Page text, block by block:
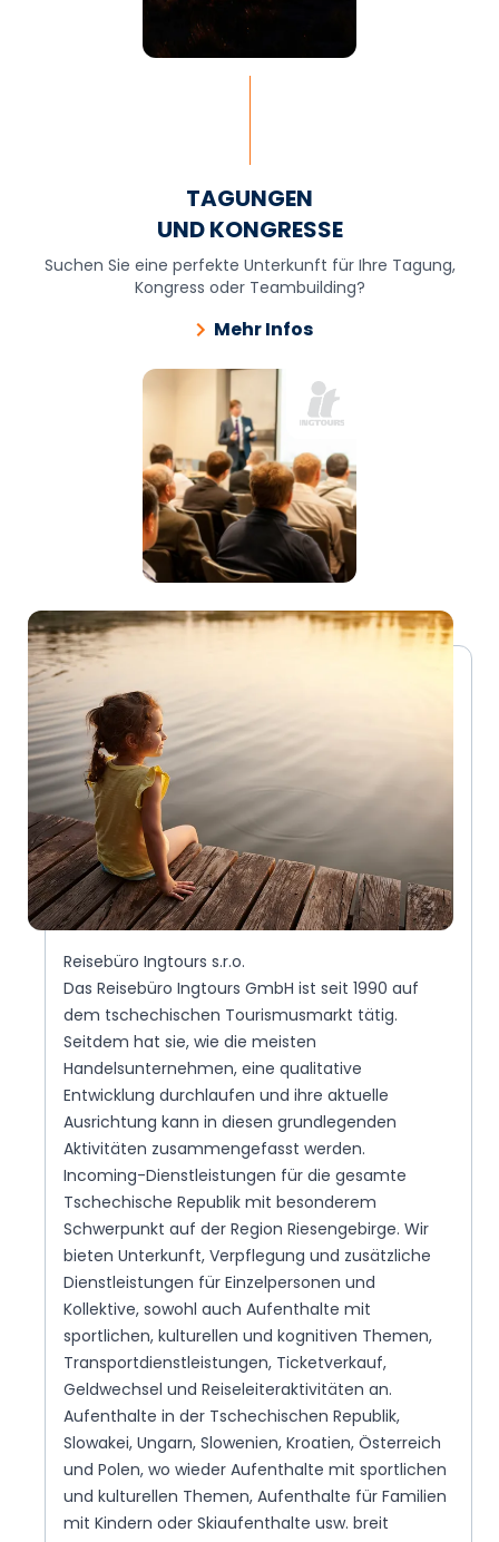
TAGUNGEN
UND KONGRESSE
Suchen Sie eine perfekte Unterkunft für Ihre Tagung,
Kongress oder Teambuilding?
Mehr Infos
Reisebüro Ingtours s.r.o.
Das Reisebüro Ingtours GmbH ist seit 1990 auf
dem tschechischen Tourismusmarkt tätig.
Seitdem hat sie, wie die meisten
Handelsunternehmen, eine qualitative
Entwicklung durchlaufen und ihre aktuelle
Ausrichtung kann in diesen grundlegenden
Aktivitäten zusammengefasst werden.
Incoming-Dienstleistungen für die gesamte
Tschechische Republik mit besonderem
Schwerpunkt auf der Region Riesengebirge. Wir
bieten Unterkunft, Verpflegung und zusätzliche
Dienstleistungen für Einzelpersonen und
Kollektive, sowohl auch Aufenthalte mit
sportlichen, kulturellen und kognitiven Themen,
Transportdienstleistungen, Ticketverkauf,
Geldwechsel und Reiseleiteraktivitäten an.
Aufenthalte in der Tschechischen Republik,
Slowakei, Ungarn, Slowenien, Kroatien, Österreich
und Polen, wo wieder Aufenthalte mit sportlichen
und kulturellen Themen, Aufenthalte für Familien
mit Kindern oder Skiaufenthalte usw. breit